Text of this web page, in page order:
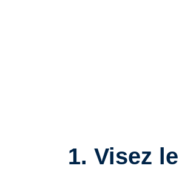
1. Visez